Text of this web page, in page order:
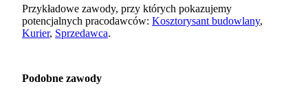
Przykładowe zawody, przy których pokazujemy
potencjalnych pracodawców: Kosztorysant budowlany,
Kurier, Sprzedawca.
Podobne zawody